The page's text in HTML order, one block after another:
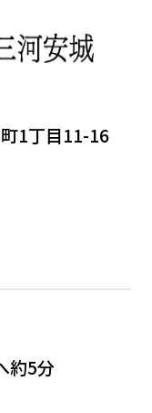
1丁目11-16
約5分